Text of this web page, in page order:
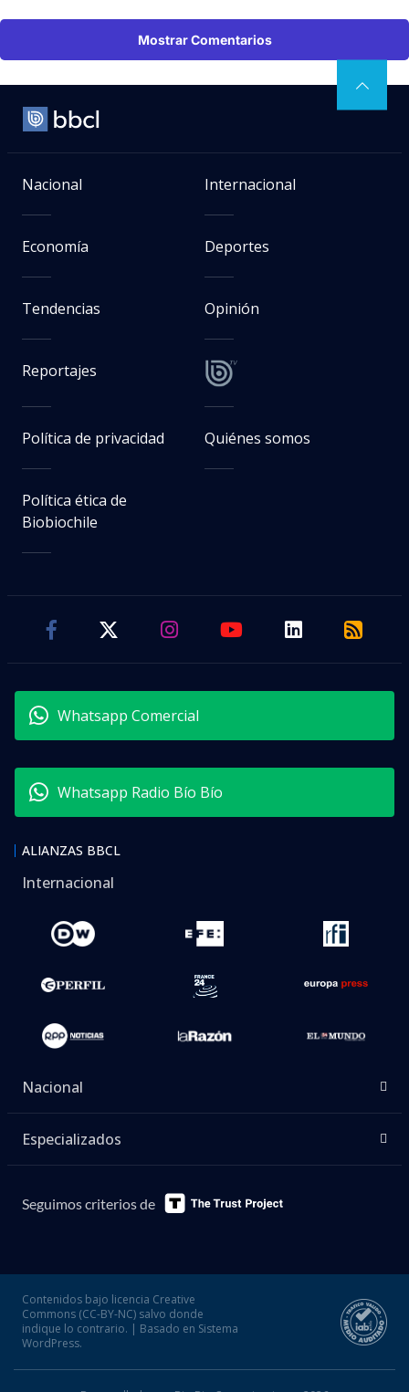
Mostrar Comentarios
Nacional Internacional
Economía Deportes
Tendencias Opinión
Reportajes
Política de privacidad Quiénes somos
Política ética de
Biobiochile
Whatsapp Comercial
Whatsapp Radio Bío Bío
ALIANZAS BBCL
Internacional
Nacional
Especializados
Seguimos criterios de
Contenidos bajo licencia Creative
Commons (CC-BY-NC) salvo donde
indique lo contrario. | Basado en Sistema
WordPress.